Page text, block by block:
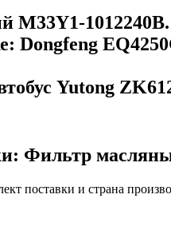
Dongfeng
Yutong
Фильтр
поставки и страна